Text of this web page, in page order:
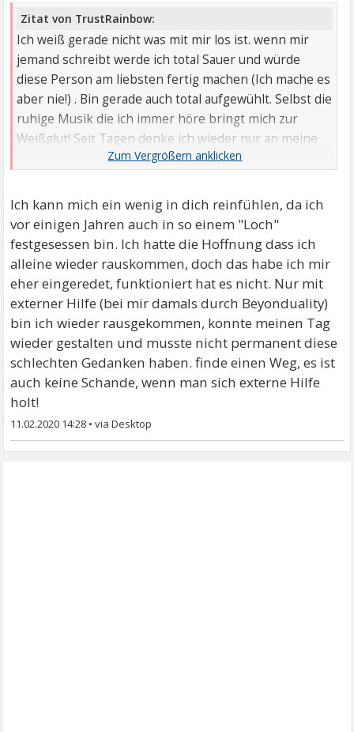
Zitat von TrustRainbow:
Ich weiß gerade nicht was mit mir los ist. wenn mir
jemand schreibt werde ich total Sauer und würde
diese Person am liebsten fertig machen (Ich mache es
aber nie!) . Bin gerade auch total aufgewühlt. Selbst die
ruhige Musik die ich immer höre bringt mich zur
Weißglut! Seit Tagen denke ich wieder nur an meine
Angst. an meine Panikattacken und wie schlimm die
gesprungen bin. diese Gedanken machen mich auch
einfach fertig. sitze schon seit Monaten nur zuhause
rum. Hab bald ein Termin bei einer Tagesklinik .
Ich kann mich ein wenig in dich reinfühlen, da ich
vor einigen Jahren auch in so einem "Loch"
festgesessen bin. Ich hatte die Hoffnung dass ich
alleine wieder rauskommen, doch das habe ich mir
eher eingeredet, funktioniert hat es nicht. Nur mit
externer Hilfe (bei mir damals durch Beyonduality)
bin ich wieder rausgekommen, konnte meinen Tag
wieder gestalten und musste nicht permanent diese
schlechten Gedanken haben. finde einen Weg, es ist
auch keine Schande, wenn man sich externe Hilfe
holt!
11.02.2020 14:28 •